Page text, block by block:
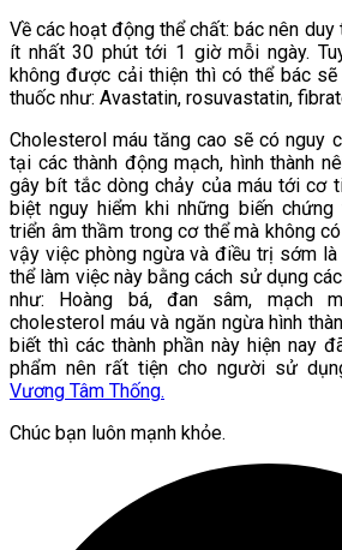
Về các hoạt động thể chất: bác nên
ít nhất 30 phút tới 1 giờ mỗi ngày.
không được cải thiện thì có thể bác
thuốc như: Avastatin, rosuvastatin,
Cholesterol máu tăng cao sẽ có nguy
tại các thành động mạch, hình thành
gây bít tắc dòng chảy của máu tới cơ
biệt nguy hiểm khi những biến
triển âm thầm trong cơ thể mà không
vậy việc phòng ngừa và điều trị sớm
thể làm việc này bằng cách sử dụng
như: Hoàng bá, đan sâm, mạch
cholesterol máu và ngăn ngừa hình
biết thì các thành phần này hiện nay
phẩm nên rất tiện cho người sử
Vương Tâm Thống.
Chúc bạn luôn mạnh khỏe.